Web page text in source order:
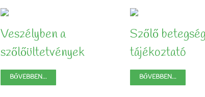
Veszélyben a
szőlőültetvények
BŐVEBBEN...
Szőlő betegség
tájékoztató
BŐVEBBEN...